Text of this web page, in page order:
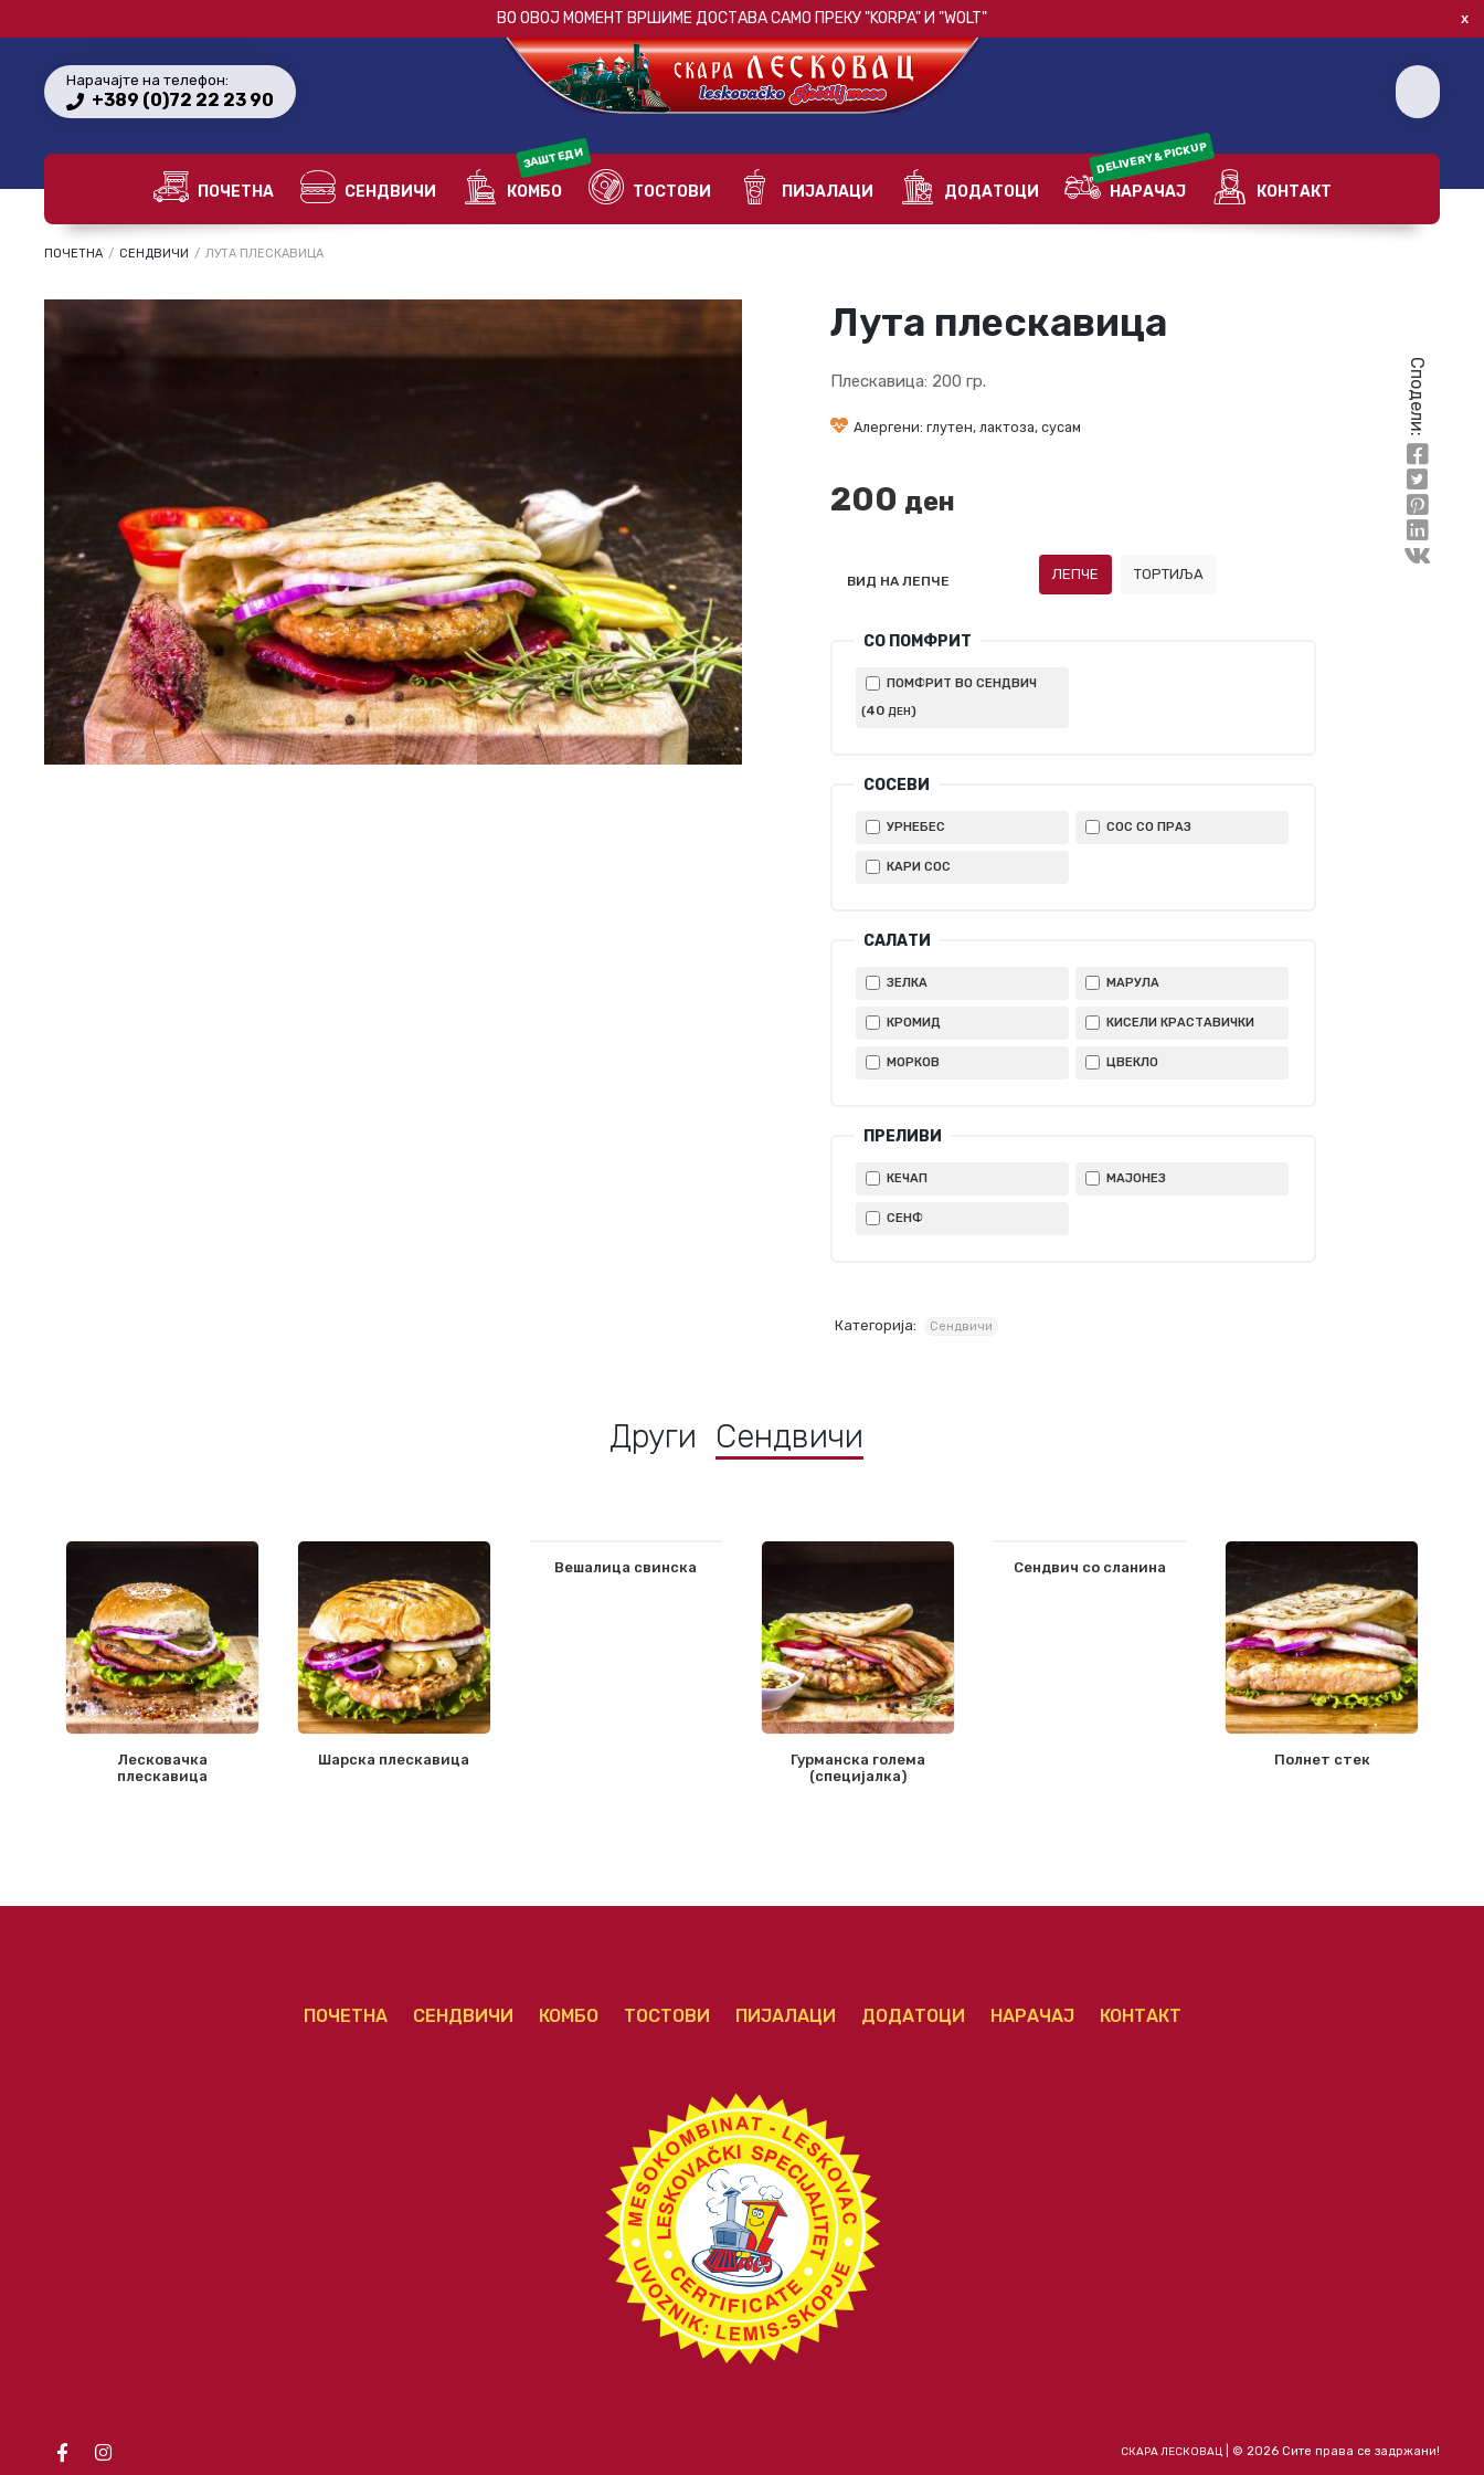
ВО ОВОЈ МОМЕНТ ВРШИМЕ ДОСТАВА САМО ПРЕКУ"KORPA" И "WOLT"
Нарачајте на телефон:
+389 (0)72 22 23 90
ПОЧЕТНА СЕНДВИЧИ КОМБО
ЗАШТЕДИ
ТОСТОВИ ПИЈАЛАЦИ ДОДАТОЦИ НАРАЧАЈ
DELIVERY & PICKUP
КОНТАКТ
ПОЧЕТНА / СЕНДВИЧИ / ЛУТА ПЛЕСКАВИЦА
Сподели:
Лута плескавица
Плескавица: 200 гр.
Алергени: глутен, лактоза, сусам
200 ден
ВИД НА ЛЕПЧЕ ЛЕПЧЕ ТОРТИЉА
СО ПОМФРИТ
ПОМФРИТ ВО СЕНДВИЧ
(40 ДЕН)
СОСЕВИ
УРНЕБЕС СОС СО ПРАЗ
КАРИ СОС
САЛАТИ
ЗЕЛКА МАРУЛА
КРОМИД КИСЕЛИ КРАСТАВИЧКИ
МОРКОВ ЦВЕКЛО
ПРЕЛИВИ
КЕЧАП МАЈОНЕЗ
СЕНФ
Категорија: Сендвичи
Други Сендвичи
Лесковачка
плескавица
Шарска плескавица
Вешалица свинска
Гурманска голема
(специјалка)
Сендвич со сланина
Полнет стек
ПОЧЕТНА СЕНДВИЧИ КОМБО ТОСТОВИ ПИЈАЛАЦИ ДОДАТОЦИ НАРАЧАЈ КОНТАКТ
СКАРА ЛЕСКОВАЦ | © 2026 Сите права се задржани!